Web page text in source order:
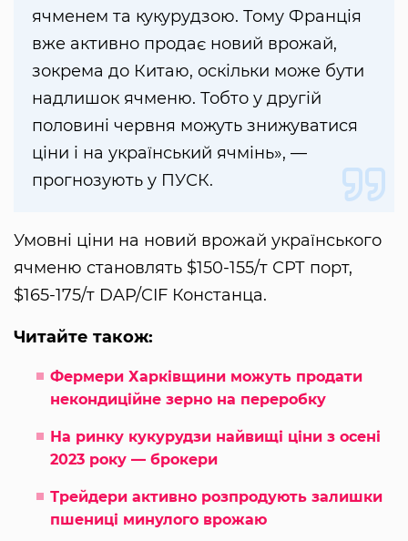
ячменем та кукурудзою. Тому Франція
вже активно продає новий врожай,
зокрема до Китаю, оскільки може бути
надлишок ячменю. Тобто у другій
половині червня можуть знижуватися
ціни і на український ячмінь», —
прогнозують у ПУСК.
Умовні ціни на новий врожай українського
ячменю становлять $150-155/т СРТ порт,
$165-175/т DAP/CIF Констанца.
Читайте також:
Фермери Харківщини можуть продати
некондиційне зерно на переробку
На ринку кукурудзи найвищі ціни з осені
2023 року — брокери
Трейдери активно розпродують залишки
пшениці минулого врожаю